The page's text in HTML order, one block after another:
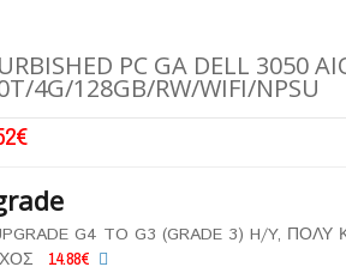
PC GA DELL 3050
4G/128GB/RW/WIFI/NPSU
€
G4 TO G3 (GRADE 3) H/Y,
14.88€